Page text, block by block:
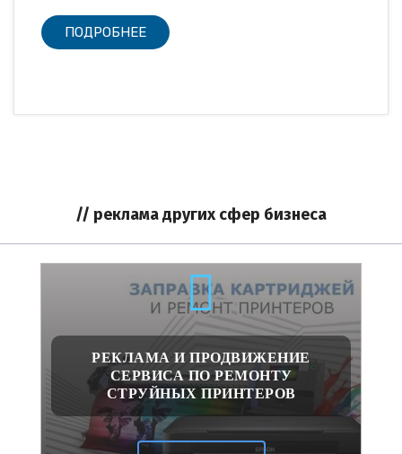
ПОДРОБНЕЕ
// реклама других сфер бизнеса
РЕКЛАМА И ПРОДВИЖЕНИЕ
СЕРВИСА ПО РЕМОНТУ
СТРУЙНЫХ ПРИНТЕРОВ